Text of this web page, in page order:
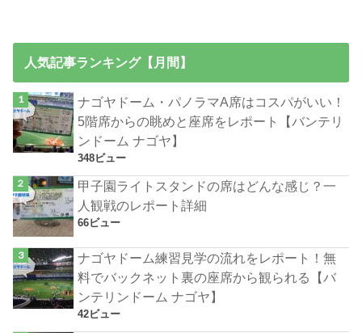
人気記事ランキング【月間】
ナゴヤドーム・パノラマA席はコスパがいい！
5階席からの眺めと座席をレポート【バンテリ
ンドーム ナゴヤ】
348ビュー
甲子園ライトスタンドの席はどんな感じ？一
人観戦のレポート詳細
66ビュー
ナゴヤドーム練習見学の流れをレポート！無
料でバックネット裏の座席から観られる【バ
ンテリンドーム ナゴヤ】
42ビュー